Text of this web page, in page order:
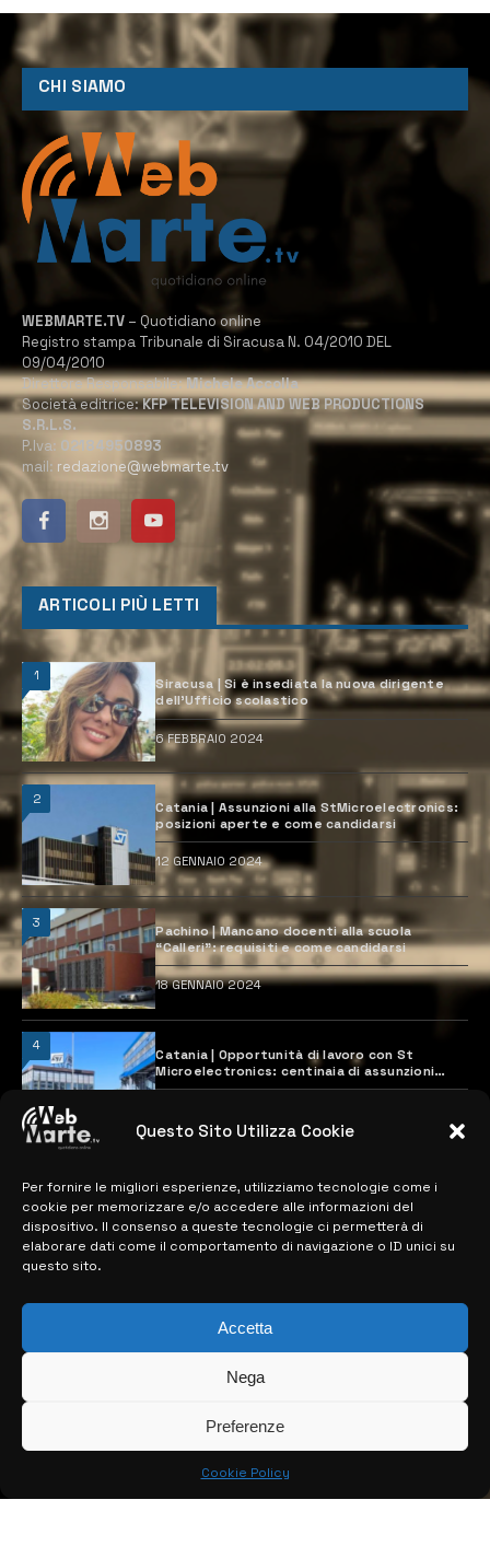
Questo Sito Utilizza Cookie
Per fornire le migliori esperienze, utilizziamo tecnologie come i
cookie per memorizzare e/o accedere alle informazioni del
dispositivo. Il consenso a queste tecnologie ci permetterà di
elaborare dati come il comportamento di navigazione o ID unici su
questo sito.
Accetta
Nega
Preferenze
Cookie Policy
CHI SIAMO
WEBMARTE.TV – Quotidiano online
Registro stampa Tribunale di Siracusa N. 04/2010 DEL
09/04/2010
Direttore Responsabile:Michele Accolla
Società editrice:KFP TELEVISION AND WEB PRODUCTIONS
S.R.L.S.
P.Iva: 02184950893
mail: redazione@webmarte.tv
ARTICOLI PIÙ LETTI
1
Siracusa | Si è insediata la nuova dirigente
dell’Ufficio scolastico
6 FEBBRAIO 2024
2
Catania | Assunzioni alla StMicroelectronics:
posizioni aperte e come candidarsi
12 GENNAIO 2024
3
Pachino | Mancano docenti alla scuola
“Calleri”: requisiti e come candidarsi
18 GENNAIO 2024
4
Catania | Opportunità di lavoro con St
Microelectronics: centinaia di assunzioni
previste
MAPPA DEL SITO
> NOTIZIE